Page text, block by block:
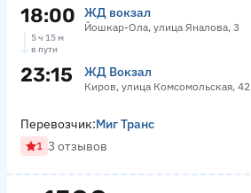
18:00 ЖД вокзал
Йошкар-Ола, улица Яналова, 3
5 ч 15 м
в пути
23:15 ЖД Вокзал
Киров, улица Комсомольская, 42
Перевозчик:Миг Транс
1 3 отзывов